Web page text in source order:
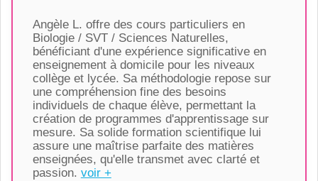
Angèle L. offre des cours particuliers en
Biologie / SVT / Sciences Naturelles,
bénéficiant d'une expérience significative en
enseignement à domicile pour les niveaux
collège et lycée. Sa méthodologie repose sur
une compréhension fine des besoins
individuels de chaque élève, permettant la
création de programmes d'apprentissage sur
mesure. Sa solide formation scientifique lui
assure une maîtrise parfaite des matières
enseignées, qu'elle transmet avec clarté et
passion. voir +